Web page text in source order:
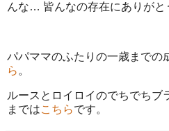
んな… 皆んなの存在にありがと
パパママのふたりの一歳までの
ら 。
ルースとロイロイのでちでちブ
まではこちらです。